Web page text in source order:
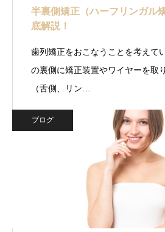
半裏側矯正（ハーフリンガル
底解説！
歯列矯正をおこなうことを考えて
の裏側に矯正装置やワイヤーを取
（舌側、リン…
ブログ